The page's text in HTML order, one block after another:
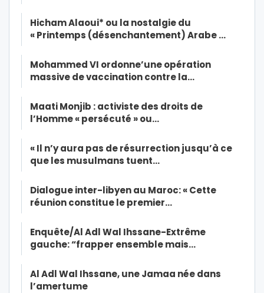
Hicham Alaoui* ou la nostalgie du
« Printemps (désenchantement) Arabe …
Mohammed VI ordonne’une opération
massive de vaccination contre la…
Maati Monjib : activiste des droits de
l’Homme « persécuté » ou…
« Il n’y aura pas de résurrection jusqu’à ce
que les musulmans tuent…
Dialogue inter-libyen au Maroc: « Cette
réunion constitue le premier…
Enquête/Al Adl Wal Ihssane-Extrême
gauche: “frapper ensemble mais…
Al Adl Wal Ihssane, une Jamaa née dans
l’amertume